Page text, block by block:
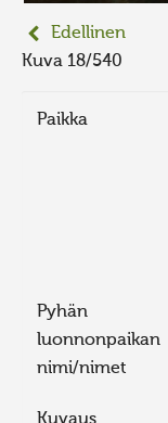
Edellinen
Kuva 18/540
Paikka
Pyhän
luonnonpaikan
nimi/nimet
Kuvaus